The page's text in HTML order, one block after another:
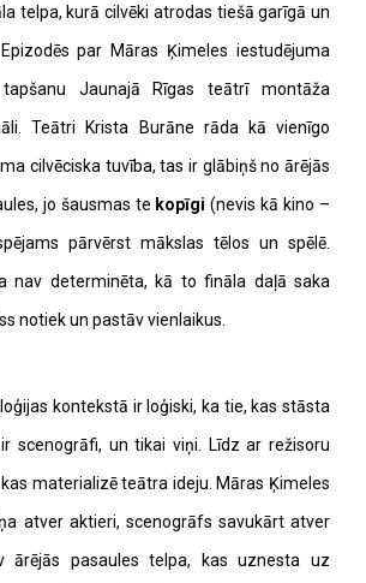
telpa, kurā cilvēki atrodas tiešā garīgā un
par Māras Ķimeles iestudējuma
tapšanu Jaunajā Rīgas teātrī montāža
Teātri Krista Burāne rāda kā vienīgo
cilvēciska tuvība, tas ir glābiņš no ārējās
jo šausmas te kopīgi(nevis kā kino –
pārvērst mākslas tēlos un spēlē.
nav determinēta, kā to fināla daļā saka
notiek un pastāv vienlaikus.
kontekstā ir loģiski, ka tie, kas stāsta
scenogrāfi, un tikai viņi. Līdz ar režisoru
materializē teātra ideju. Māras Ķimeles
atver aktieri, scenogrāfs savukārt atver
ārējās pasaules telpa, kas uznesta uz